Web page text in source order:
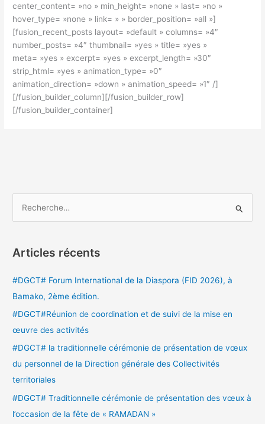
center_content= »no » min_height= »none » last= »no »
hover_type= »none » link= » » border_position= »all »]
[fusion_recent_posts layout= »default » columns= »4″
number_posts= »4″ thumbnail= »yes » title= »yes »
meta= »yes » excerpt= »yes » excerpt_length= »30″
strip_html= »yes » animation_type= »0″
animation_direction= »down » animation_speed= »1″ /]
[/fusion_builder_column][/fusion_builder_row]
[/fusion_builder_container]
h
r
:
Articles récents
#DGCT# Forum International de la Diaspora (FID 2026), à
Bamako, 2ème édition.
#DGCT#Réunion de coordination et de suivi de la mise en
œuvre des activités
#DGCT# la traditionnelle cérémonie de présentation de vœux
du personnel de la Direction générale des Collectivités
territoriales
#DGCT# Traditionnelle cérémonie de présentation des vœux à
l’occasion de la fête de « RAMADAN »